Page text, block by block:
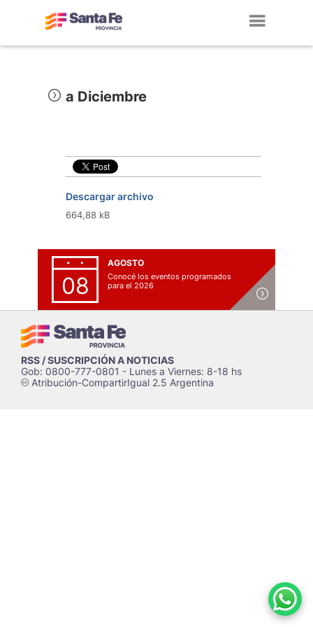
a Diciembre
Descargar archivo
664,88 kB
08
AGOSTO
Conocé los eventos programados
para el 2026
RSS / SUSCRIPCIÓN A NOTICIAS
Gob: 0800-777-0801 - Lunes a Viernes: 8-18 hs
cAtribución-CompartirIgual 2.5 Argentina